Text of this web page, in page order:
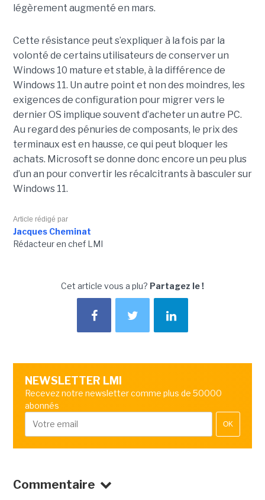
légèrement augmenté en mars.
Cette résistance peut s’expliquer à la fois par la
volonté de certains utilisateurs de conserver un
Windows 10 mature et stable, à la différence de
Windows 11. Un autre point et non des moindres, les
exigences de configuration pour migrer vers le
dernier OS implique souvent d’acheter un autre PC.
Au regard des pénuries de composants, le prix des
terminaux est en hausse, ce qui peut bloquer les
achats. Microsoft se donne donc encore un peu plus
d’un an pour convertir les récalcitrants à basculer sur
Windows 11.
Article rédigé par
Jacques Cheminat
Rédacteur en chef LMI
Cet article vous a plu? Partagez le !
NEWSLETTER LMI
Recevez notre newsletter comme plus de 50000
abonnés
OK
Commentaire